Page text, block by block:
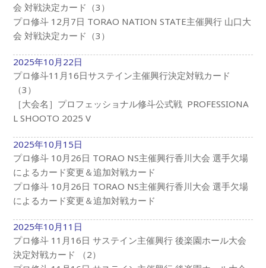
会 対戦決定カード（3）
プロ修斗 12月7日 TORAO NATION STATE主催興行 山口大
会 対戦決定カード（3）
2025年10月22日
プロ修斗11月16日サステイン主催興行決定対戦カード
（3）
［大会名］プロフェッショナル修斗公式戦 PROFESSIONA
L SHOOTO 2025 V
2025年10月15日
プロ修斗 10月26日 TORAO NS主催興行香川大会 選手欠場
によるカード変更＆追加対戦カード
プロ修斗 10月26日 TORAO NS主催興行香川大会 選手欠場
によるカード変更＆追加対戦カード
2025年10月11日
プロ修斗 11月16日 サステイン主催興行 後楽園ホール大会
決定対戦カード （2）